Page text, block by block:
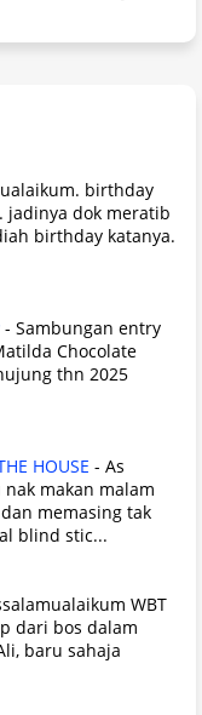
birthday
jadinya dok meratib
birthday katanya.
- Sambungan entry
Chocolate
thn 2025
HOUSE - As
makan malam
memasing tak
blind stic...
WBT
dari bos dalam
baru sahaja